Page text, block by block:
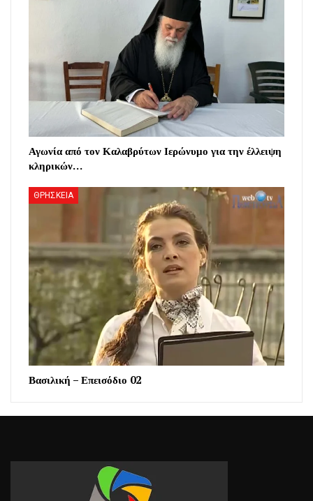
Αγωνία από τον Καλαβρύτων Ιερώνυμο για την έλλειψη
κληρικών…
ΘΡΗΣΚΕΙΑ
Βασιλική – Επεισόδιο 02